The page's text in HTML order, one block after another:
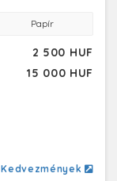
Papír
2 500 HUF
15 000 HUF
Kedvezmények